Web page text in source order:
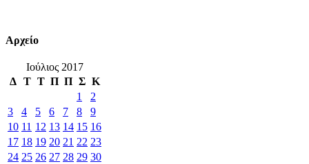
Αρχείο
Ιούλιος 2017
Δ Τ Τ Π Π Σ Κ
1
2
3
4 5 6 7 8
9
10 11 12 13 14 15 16
17 18 19 20 21 22 23
24 25 26 27 28 29 30